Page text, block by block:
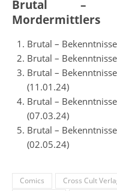
Brutal –
Mordermittlers
Brutal –
Brutal –
Brutal –
(11.01.24)
Brutal –
(07.03.24)
Brutal –
(02.05.24)
Comics Cross Cult